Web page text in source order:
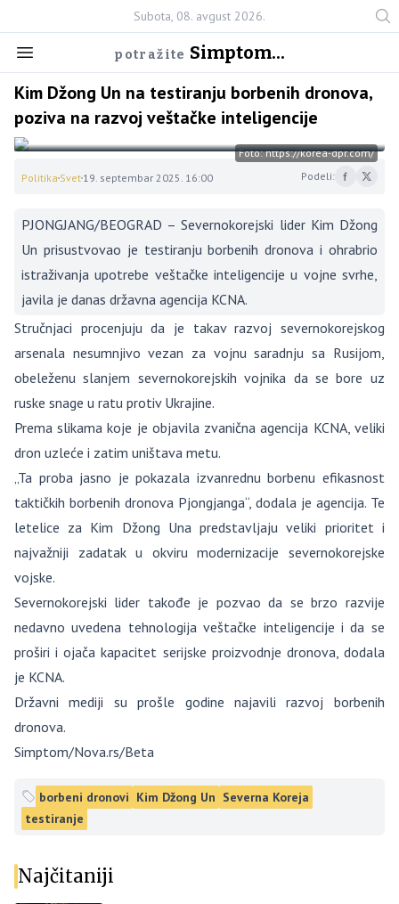
Subota, 08. avgust 2026.
potražite Simptom...
Kim Džong Un na testiranju borbenih dronova,
poziva na razvoj veštačke inteligencije
Foto: https://korea-dpr.com/
Politika Svet 19. septembar 2025. 16:00 Podeli:
PJONGJANG/BEOGRAD – Severnokorejski lider Kim Džong
Un prisustvovao je testiranju borbenih dronova i ohrabrio
istraživanja upotrebe veštačke inteligencije u vojne svrhe,
javila je danas državna agencija KCNA.
Stručnjaci procenjuju da je takav razvoj severnokorejskog
arsenala nesumnjivo vezan za vojnu saradnju sa Rusijom,
obeleženu slanjem severnokorejskih vojnika da se bore uz
ruske snage u ratu protiv Ukrajine.
Prema slikama koje je objavila zvanična agencija KCNA, veliki
dron uzleće i zatim uništava metu.
„Ta proba jasno je pokazala izvanrednu borbenu efikasnost
taktičkih borbenih dronova Pjongjanga“, dodala je agencija. Te
letelice za Kim Džong Una predstavljaju veliki prioritet i
najvažniji zadatak u okviru modernizacije severnokorejske
vojske.
Severnokorejski lider takođe je pozvao da se brzo razvije
nedavno uvedena tehnologija veštačke inteligencije i da se
proširi i ojača kapacitet serijske proizvodnje dronova, dodala
je KCNA.
Državni mediji su prošle godine najavili razvoj borbenih
dronova.
Simptom/Nova.rs/Beta
borbeni dronovi Kim Džong Un Severna Koreja
testiranje
Najčitaniji